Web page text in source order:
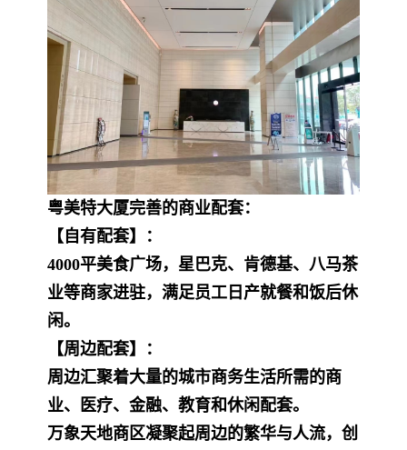
粤美特大厦完善的商业配套：
【自有配套】：
4000平美食广场，星巴克、肯德基、八马茶
业等商家进驻，满足员工日产就餐和饭后休
闲。
【周边配套】：
周边汇聚着大量的城市商务生活所需的商
业、医疗、金融、教育和休闲配套。
万象天地商区凝聚起周边的繁华与人流，创